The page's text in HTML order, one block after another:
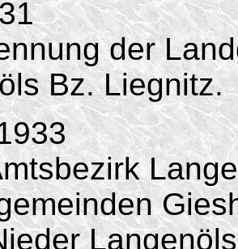
der
Bz. Liegnitz.